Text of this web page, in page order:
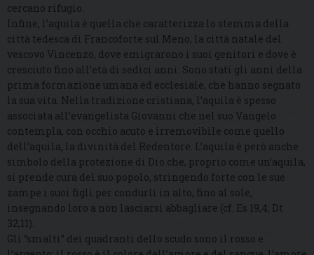
cercano rifugio.
Infine, l’aquila è quella che caratterizza lo stemma della
città tedesca di Francoforte sul Meno, la città natale del
vescovo Vincenzo, dove emigrarono i suoi genitori e dove è
cresciuto fino all’età di sedici anni. Sono stati gli anni della
prima formazione umana ed ecclesiale, che hanno segnato
la sua vita. Nella tradizione cristiana, l’aquila è spesso
associata all’evangelista Giovanni che nel suo Vangelo
contempla, con occhio acuto e irremovibile come quello
dell’aquila, la divinità del Redentore. L’aquila è però anche
simbolo della protezione di Dio che, proprio come un’aquila,
si prende cura del suo popolo, stringendo forte con le sue
zampe i suoi figli per condurli in alto, fino al sole,
insegnando loro a non lasciarsi abbagliare (cf. Es 19,4; Dt
32,11).
Gli “smalti” dei quadranti dello scudo sono il rosso e